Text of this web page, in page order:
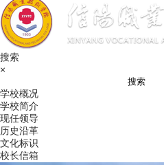
搜索
×
搜索
学校概况
学校简介
现任领导
历史沿革
文化标识
校长信箱